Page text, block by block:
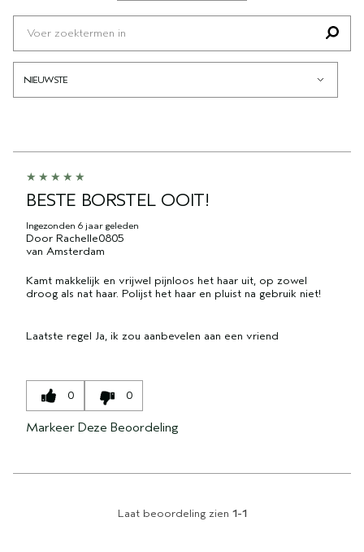
BELANGRIJKSTE
HAARPROBLEEM
BESTE BORSTEL OOIT!
Ingezonden 6 jaar geleden
Door Rachelle0805
van Amsterdam
Kamt makkelijk en vrijwel pijnloos het haar uit, op zowel
droog als nat haar. Polijst het haar en pluist na gebruik niet!
Laatste regel Ja, ik zou aanbevelen aan een vriend
0 0
Markeer Deze Beoordeling
Laat beoordeling zien 1-1